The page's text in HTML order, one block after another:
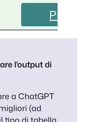
Prova
l'output di
a ChatGPT
(ad